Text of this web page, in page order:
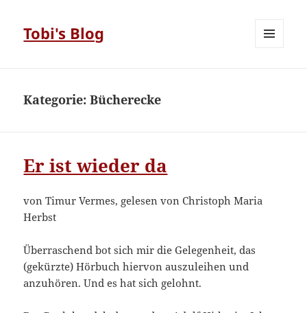
Tobi's Blog
Kategorie:Bücherecke
Er ist wieder da
von Timur Vermes, gelesen von Christoph Maria
Herbst
Überraschend bot sich mir die Gelegenheit, das
(gekürzte) Hörbuch hiervon auszuleihen und
anzuhören. Und es hat sich gelohnt.